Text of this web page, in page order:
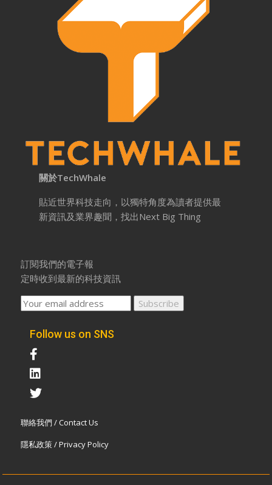
關於TechWhale
貼近世界科技走向，以獨特角度為讀者提供最
新資訊及業界趣聞，找出Next Big Thing
訂閱我們的電子報
定時收到最新的科技資訊
Follow us on SNS
聯絡我們 / Contact Us
隱私政策 / Privacy Policy